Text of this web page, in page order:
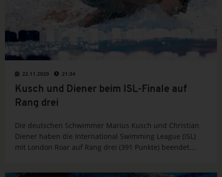
22.11.2020 21:34
Kusch und Diener beim ISL-Finale auf
Rang drei
Die deutschen Schwimmer Marius Kusch und Christian
Diener haben die International Swimming League (ISL)
mit London Roar auf Rang drei (391 Punkte) beendet.